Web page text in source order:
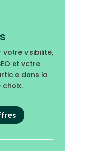
votre visibilité,
et votre
dans la